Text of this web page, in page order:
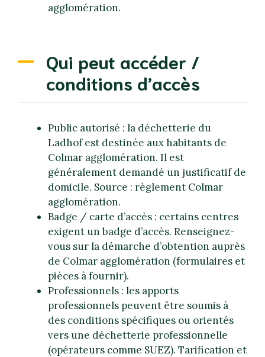
agglomération.
Qui peut accéder /
conditions d’accès
Public autorisé : la déchetterie du
Ladhof est destinée aux habitants de
Colmar agglomération. Il est
généralement demandé un justificatif de
domicile. Source : règlement Colmar
agglomération.
Badge / carte d’accès : certains centres
exigent un badge d’accès. Renseignez-
vous sur la démarche d’obtention auprès
de Colmar agglomération (formulaires et
pièces à fournir).
Professionnels : les apports
professionnels peuvent être soumis à
des conditions spécifiques ou orientés
vers une déchetterie professionnelle
(opérateurs comme SUEZ). Tarification et